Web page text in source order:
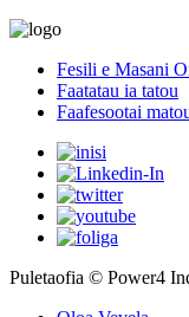
Fesili e Masani
Faatatau ia tatou
Faafesootai
Puletaofia © Power4